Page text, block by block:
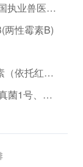
2021年全国执业兽医资格考试真题
两性霉素B)
无味红霉素（依托红霉素）
克霉唑(抗真菌1号、三苯甲咪唑)